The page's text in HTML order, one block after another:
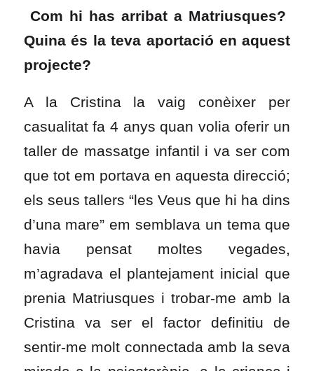
Com hi has arribat a Matriusques?
Quina és la teva aportació en aquest
projecte?
A la Cristina la vaig conèixer per
casualitat fa 4 anys quan volia oferir un
taller de massatge infantil i va ser com
que tot em portava en aquesta direcció;
els seus tallers “les Veus que hi ha dins
d’una mare” em semblava un tema que
havia pensat moltes vegades,
m’agradava el plantejament inicial que
prenia Matriusques i trobar-me amb la
Cristina va ser el factor definitiu de
sentir-me molt connectada amb la seva